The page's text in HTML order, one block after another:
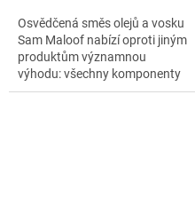
Osvědčená směs olejů a vosku
Sam Maloof nabízí oproti jiným
produktům významnou
výhodu: všechny komponenty
jsou čistě přírodní a vhodné i